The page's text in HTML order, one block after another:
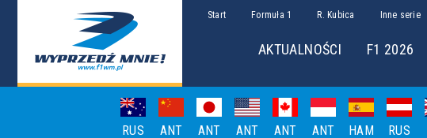
Start Formuła 1 R. Kubica Inne serie
AKTUALNOŚCI F1 2026
RUS ANT ANT ANT ANT ANT HAM RUS